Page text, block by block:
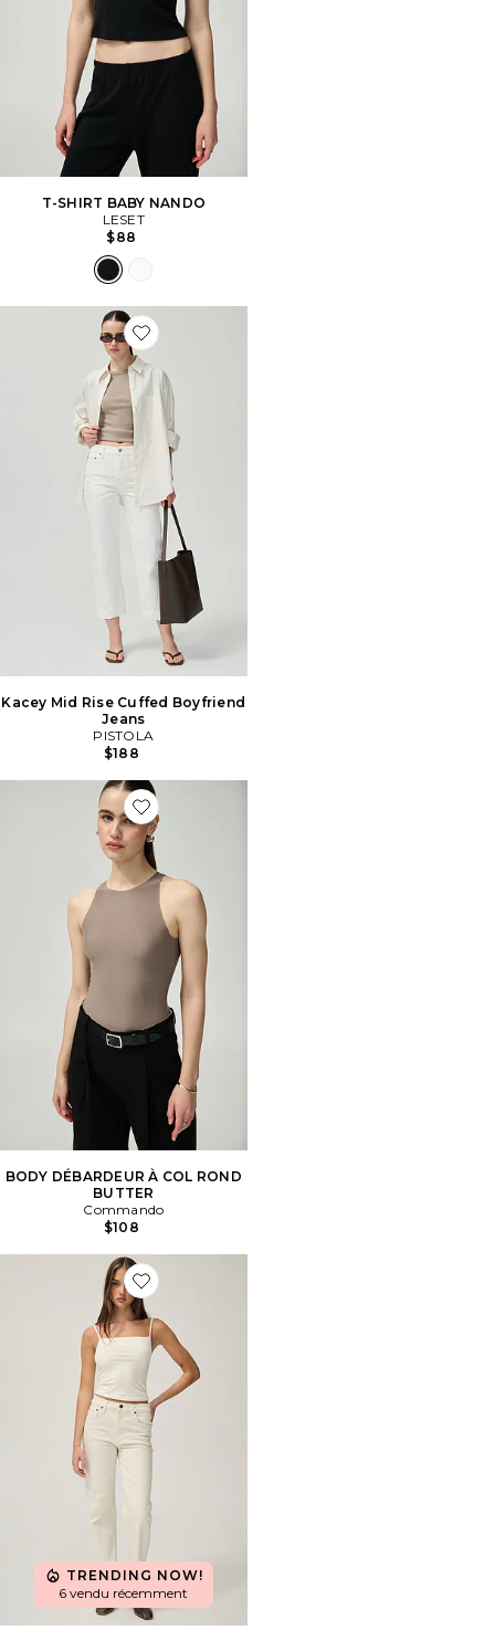
T-SHIRT BABY NANDO
LESET
$88
Favorite Kacey Mid Rise Cuffed Boyfriend Jeans
Kacey Mid Rise Cuffed Boyfriend
Jeans
PISTOLA
$188
Favorite BODY DÉBARDEUR À COL ROND BUTTER
BODY DÉBARDEUR À COL ROND
BUTTER
Commando
$108
Favorite DROIT PALMA
TRENDING NOW!
6 vendu récemment